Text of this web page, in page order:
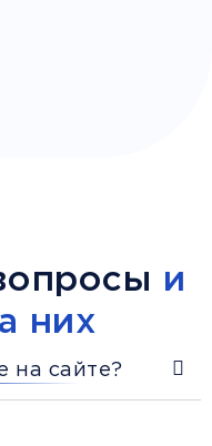
и
них
на сайте?